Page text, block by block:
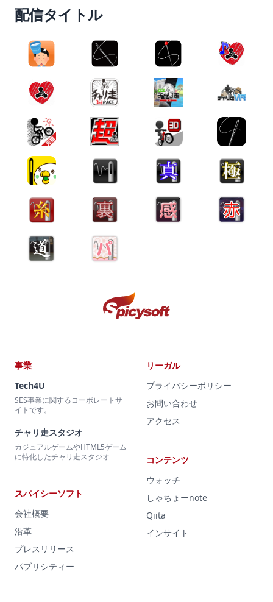
配信タイトル
事業
Tech4U
SES事業に関するコーポレートサ
イトです。
チャリ走スタジオ
カジュアルゲームやHTML5ゲーム
に特化したチャリ走スタジオ
スパイシーソフト
会社概要
沿革
プレスリリース
パブリシティー
リーガル
プライバシーポリシー
お問い合わせ
アクセス
コンテンツ
ウォッチ
しゃちょーnote
Qiita
インサイト